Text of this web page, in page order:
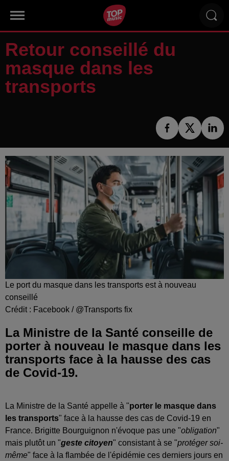
Retour conseillé du
masque dans les
transports
Le port du masque dans les transports est à nouveau
conseillé
Crédit : Facebook / @Transports fix
La Ministre de la Santé conseille de
porter à nouveau le masque dans les
transports face à la hausse des cas
de Covid-19.
La Ministre de la Santé appelle à "porter le masque dans
les transports" face à la hausse des cas de Covid-19 en
France. Brigitte Bourguignon n'évoque pas une "obligation"
mais plutôt un "geste citoyen" consistant à se "protéger soi-
même" face à la flambée de l'épidémie ces derniers jours en